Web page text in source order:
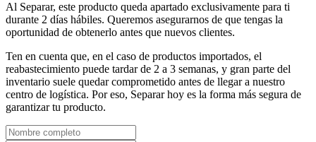
Al Separar, este producto queda apartado exclusivamente para ti
durante 2 días hábiles. Queremos asegurarnos de que tengas la
oportunidad de obtenerlo antes que nuevos clientes.
Ten en cuenta que, en el caso de productos importados, el
reabastecimiento puede tardar de 2 a 3 semanas, y gran parte del
inventario suele quedar comprometido antes de llegar a nuestro
centro de logística. Por eso, Separar hoy es la forma más segura de
garantizar tu producto.